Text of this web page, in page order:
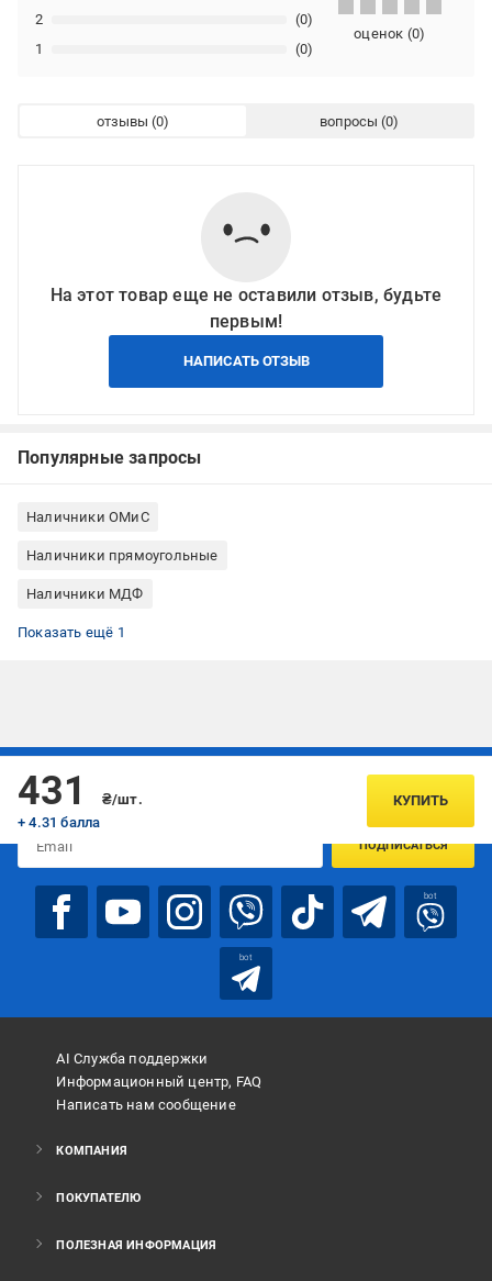
1 (0)
2 (0)
оценок (0)
отзывы вопросы
На этот товар еще не оставили отзыв, будьте
первым!
НАПИСАТЬ ОТЗЫВ
Популярные запросы
Наличники ОМиС
Наличники прямоугольные
Наличники МДФ
Наличники покрытие ПВХ-пленка
Показать ещё 1
431
₴/шт.
+ 4.31 балла
КУПИТЬ
Подписывайтесь, чтобы узнавать первым об акцияx и
ПОДПИСАТЬСЯ
bot
bot
AI Служба поддержки
Информационный центр, FAQ
Написать нам сообщение
КОМПАНИЯ
ПОКУПАТЕЛЮ
ПОЛЕЗНАЯ ИНФОРМАЦИЯ